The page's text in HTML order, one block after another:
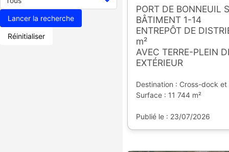
Réinitialiser
PORT DE BONNEUIL
BÂTIMENT 1-14
ENTREPÔT DE
m²
AVEC TERRE-PLEIN
EXTÉRIEUR
Destination : Cross-dock
Surface : 11 744 m²
Publié le : 23/07/2026